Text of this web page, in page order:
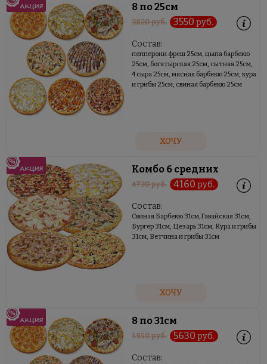
8 по 25см
3820руб. 3550 руб.
Состав:
пепперони фреш 25см, цыпа барбекю
25см, богатырская 25см, сытная 25см,
4 сыра 25см, мясная барбекю 25см, кура
и грибы 25см, свиная барбекю 25см
ХОЧУ
Комбо 6 средних
4730руб. 4160 руб.
Состав:
Свиная Барбекю 31см,Гавайская 31см,
Бургер 31см, Цезарь 31см, Кура и грибы
31см, Ветчина и грибы 31см
ХОЧУ
8 по 31см
5950руб. 5630 руб.
Состав: